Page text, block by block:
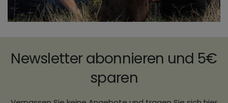
Newsletter abonnieren und 5€
sparen